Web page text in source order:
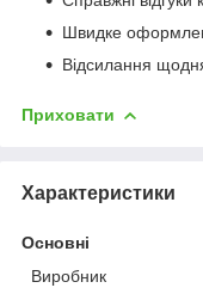
Швидке
Відсилання
Приховати
Характеристики
Основні
Виробник